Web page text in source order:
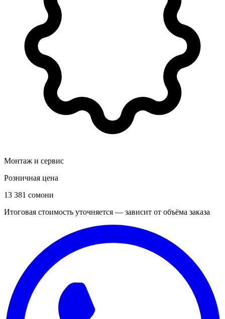
Монтаж и сервис
Розничная цена
13 381 сомони
Итоговая стоимость уточняется — зависит от объёма заказа